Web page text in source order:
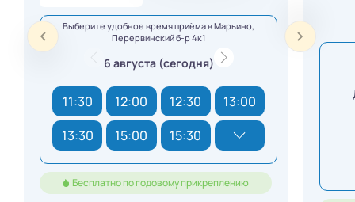
Выберите удобное время приёма в Марьино,
Перервинский б-р 4к1
6 августа (сегодня)
11:30 12:00 12:30
13:00
13:30
15:00 15:30
Бесплатно по годовому прикреплению